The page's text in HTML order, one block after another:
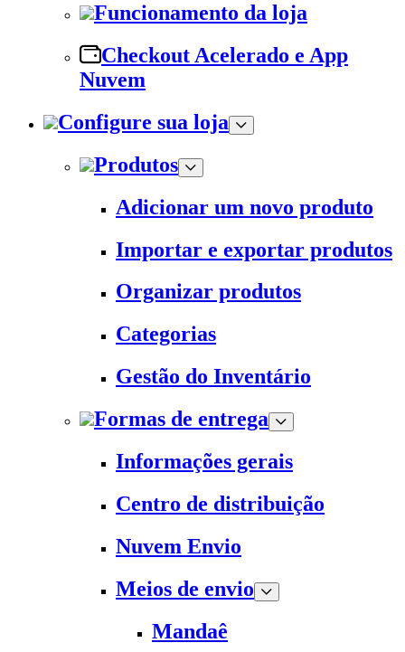
Funcionamento da loja
Checkout Acelerado e App
Nuvem
Configure sua loja
Produtos
Adicionar um novo produto
Importar e exportar produtos
Organizar produtos
Categorias
Gestão do Inventário
Formas de entrega
Informações gerais
Centro de distribuição
Nuvem Envio
Meios de envio
Mandaê